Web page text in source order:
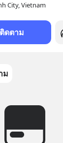
City, Vietnam
ติดตาม
ม